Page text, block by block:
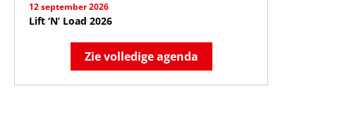
12 september 2026
Lift ‘N’ Load 2026
Zie volledige agenda